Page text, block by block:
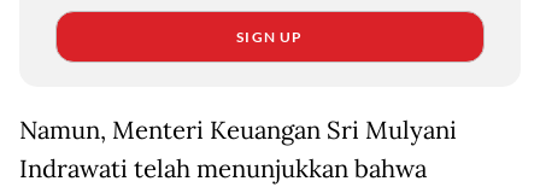
SIGN UP
Namun, Menteri Keuangan Sri Mulyani
Indrawati telah menunjukkan bahwa